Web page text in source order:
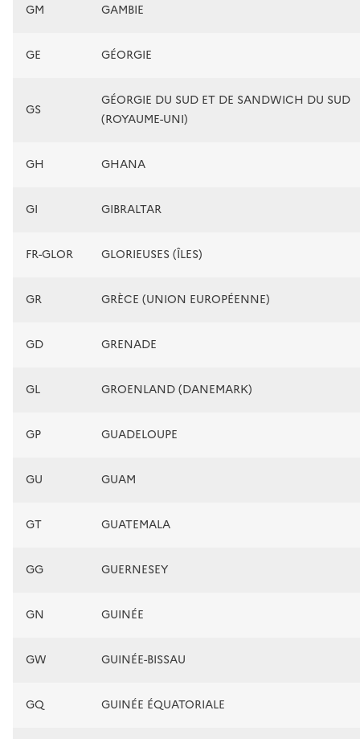
GM GAMBIE
GE GÉORGIE
GS
GÉORGIE DU SUD ET DE SANDWICH DU SUD
(ROYAUME-UNI)
GH GHANA
GI GIBRALTAR
FR-GLOR GLORIEUSES (ÎLES)
GR GRÈCE (UNION EUROPÉENNE)
GD GRENADE
GL GROENLAND (DANEMARK)
GP GUADELOUPE
GU GUAM
GT GUATEMALA
GG GUERNESEY
GN GUINÉE
GW GUINÉE-BISSAU
GQ GUINÉE ÉQUATORIALE